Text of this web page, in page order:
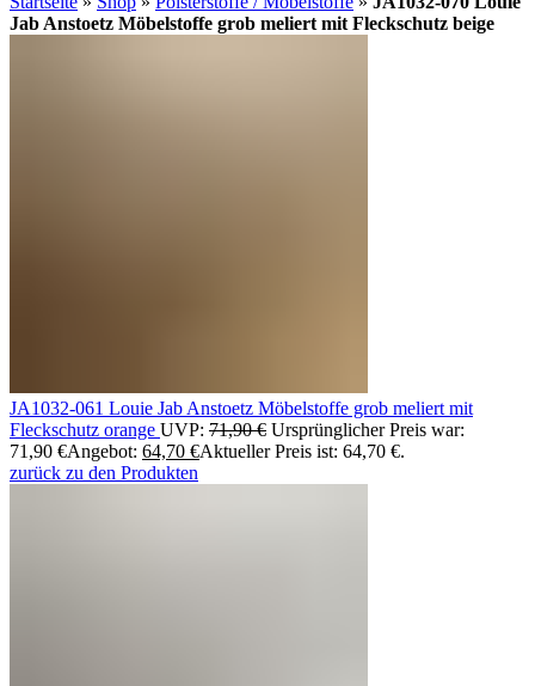
Jab Anstoetz Möbelstoffe grob meliert mit Fleckschutz beige
JA1032-061 Louie Jab Anstoetz Möbelstoffe grob meliert mit
Fleckschutz orange UVP: 71,90€ Ursprünglicher Preis war:
71,90 €Angebot: 64,70 €Aktueller Preis ist: 64,70 €.
zurück zu den Produkten